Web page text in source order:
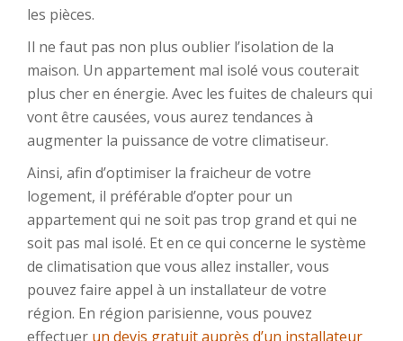
les pièces.
Il ne faut pas non plus oublier l’isolation de la
maison. Un appartement mal isolé vous couterait
plus cher en énergie. Avec les fuites de chaleurs qui
vont être causées, vous aurez tendances à
augmenter la puissance de votre climatiseur.
Ainsi, afin d’optimiser la fraicheur de votre
logement, il préférable d’opter pour un
appartement qui ne soit pas trop grand et qui ne
soit pas mal isolé. Et en ce qui concerne le système
de climatisation que vous allez installer, vous
pouvez faire appel à un installateur de votre
région. En région parisienne, vous pouvez
effectuer un devis gratuit auprès d’un installateur